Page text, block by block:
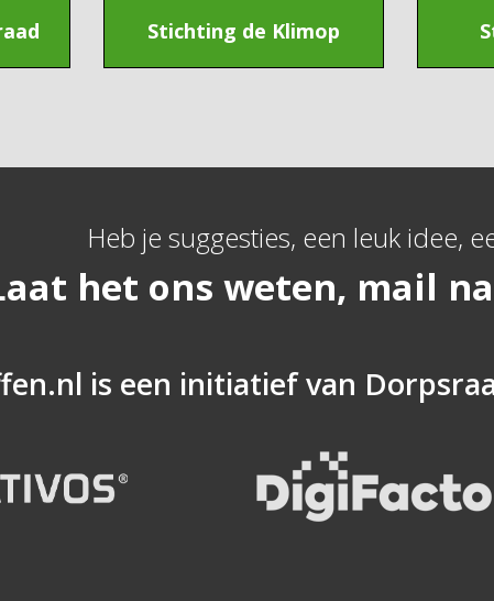
Stichting de Klimop
Heb je suggesties, een leuk idee,
het ons weten, mail
is een initiatief van